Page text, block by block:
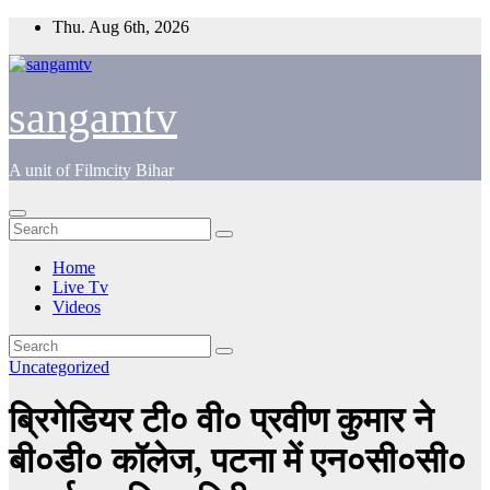
Skip
content
Thu. Aug 6th, 2026
sangamtv
A unit of Filmcity Bihar
Home
Live Tv
Videos
Uncategorized
ब्रिगेडियर टी० वी० प्रवीण कुमार ने
बी०डी० कॉलेज, पटना में एन०सी०सी०